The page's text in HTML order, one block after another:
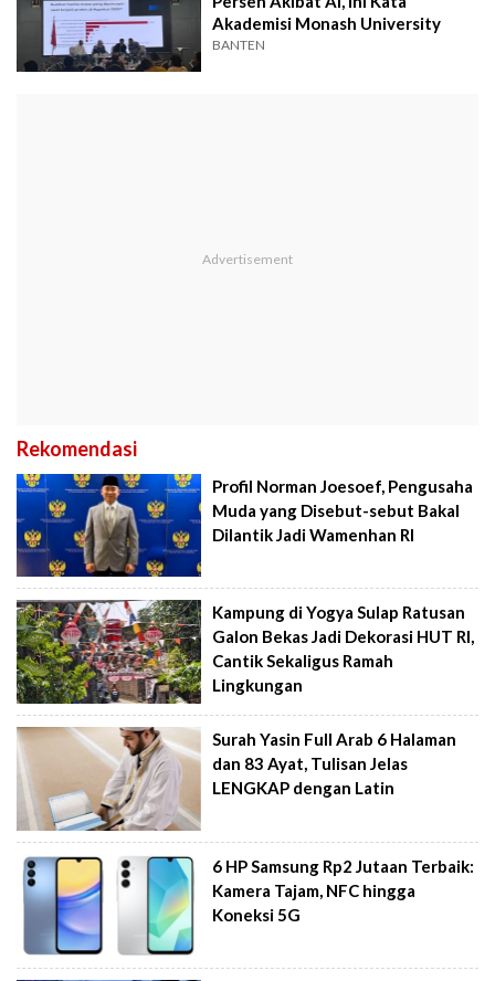
Akademisi Monash University
BANTEN
Rekomendasi
Profil Norman Joesoef, Pengusaha
Muda yang Disebut-sebut Bakal
Dilantik Jadi Wamenhan RI
Kampung di Yogya Sulap Ratusan
Galon Bekas Jadi Dekorasi HUT RI,
Cantik Sekaligus Ramah
Lingkungan
Surah Yasin Full Arab 6 Halaman
dan 83 Ayat, Tulisan Jelas
LENGKAP dengan Latin
6 HP Samsung Rp2 Jutaan Terbaik:
Kamera Tajam, NFC hingga
Koneksi 5G